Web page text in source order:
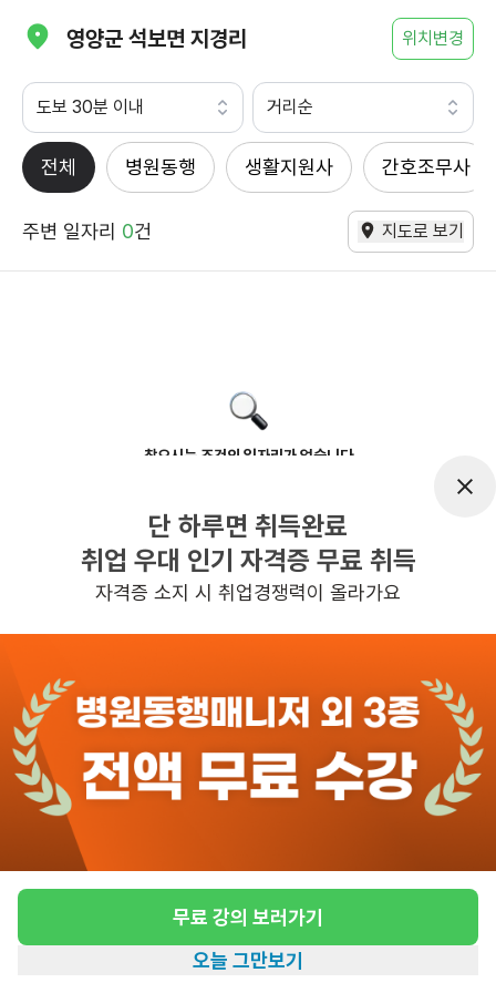
영양군 석보면 지경리 위치변경
도보 30분 이내 거리순
전체 병원동행 생활지원사 간호조무사
주변 일자리 0건 지도로 보기
찾으시는 조건의 일자리가 없습니다
반경 3KM 이내의 일자리 확인하기
단 하루면 취득완료
취업 우대 인기 자격증 무료 취득
자격증 소지 시 취업경쟁력이 올라가요
무료 강의 보러가기
오늘 그만보기